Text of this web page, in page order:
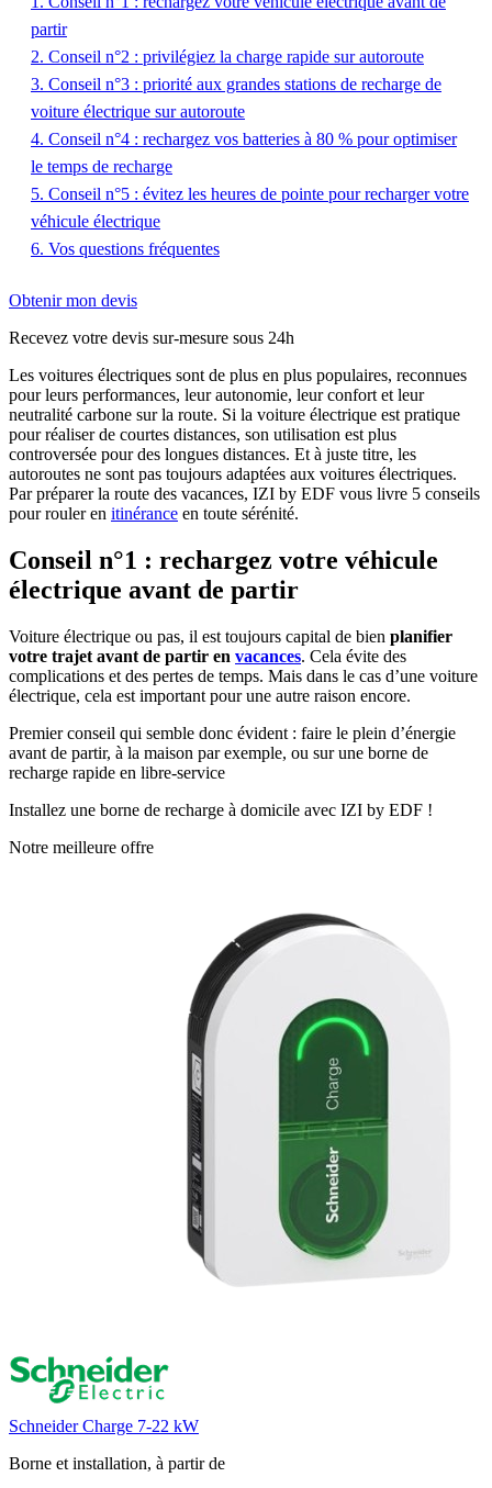
partir
2. Conseil n°2 : privilégiez la charge rapide sur autoroute
3. Conseil n°3 : priorité aux grandes stations de recharge de
voiture électrique sur autoroute
4. Conseil n°4 : rechargez vos batteries à 80 % pour optimiser
le temps de recharge
5. ​Conseil n°5 : évitez les heures de pointe pour recharger votre
véhicule électrique
6. Vos questions fréquentes
Obtenir mon devis
Recevez votre devis sur-mesure sous 24h
Les voitures électriques sont de plus en plus populaires, reconnues
pour leurs performances, leur autonomie, leur confort et leur
neutralité carbone sur la route. Si la voiture électrique est pratique
pour réaliser de courtes distances, son utilisation est plus
controversée pour des longues distances. Et à juste titre, les
autoroutes ne sont pas toujours adaptées aux voitures électriques.
Par préparer la route des vacances, IZI by EDF vous livre 5 conseils
pour rouler en itinérance en toute sérénité.
​Conseil n°1 : rechargez votre véhicule
électrique avant de partir
Voiture électrique ou pas, il est toujours capital de bien planifier
votre trajet avant de partir en vacances. Cela évite des
complications et des pertes de temps. Mais dans le cas d’une voiture
électrique, cela est important pour une autre raison encore.
Premier conseil qui semble donc évident : faire le plein d’énergie
avant de partir, à la maison par exemple, ou sur une borne de
recharge rapide en libre-service
Installez une borne de recharge à domicile avec IZI by EDF !
Notre meilleure offre
Schneider Charge 7-22 kW
Borne et installation, à partir de